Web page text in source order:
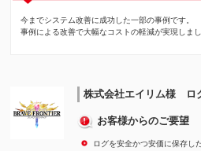
今までシステム改善に成功した一部の事例です。
事例による改善で大幅なコストの軽減が実現しまし
株式会社エイリム様 ロ
お客様からのご要望
ログを安全かつ安価に保存し